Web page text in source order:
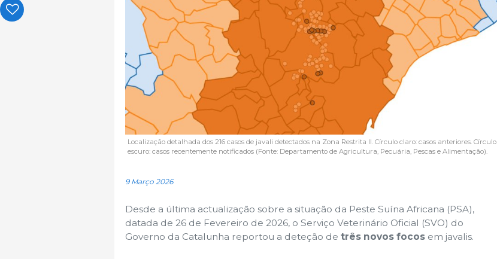
Localização detalhada dos 216 casos de javali detectados na Zona Restrita II. Círculo claro: casos anteriores. Círculo
escuro: casos recentemente notificados (Fonte: Departamento de Agricultura, Pecuária, Pescas e Alimentação).
9 Março 2026
Desde a última actualização sobre a situação da Peste Suína Africana (PSA),
datada de 26 de Fevereiro de 2026, o Serviço Veterinário Oficial (SVO) do
Governo da Catalunha reportou a deteção de três novos focos em javalis.